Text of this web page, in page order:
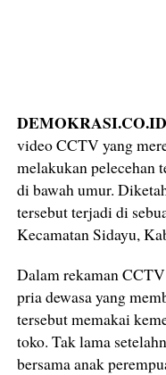
DEMOKRASI.CO.ID
video CCTV yang
melakukan pelecehan
di bawah umur.
tersebut terjadi di
Kecamatan Sidayu,
Dalam rekaman
pria dewasa yang
tersebut memakai
toko. Tak lama
bersama anak